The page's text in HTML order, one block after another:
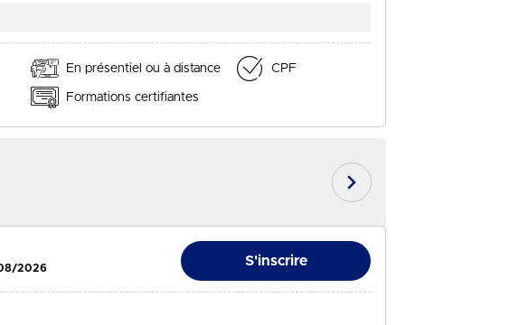
En présentiel ou à distance CPF
Formations certifiantes
En savoir plus
2026 S'inscrire